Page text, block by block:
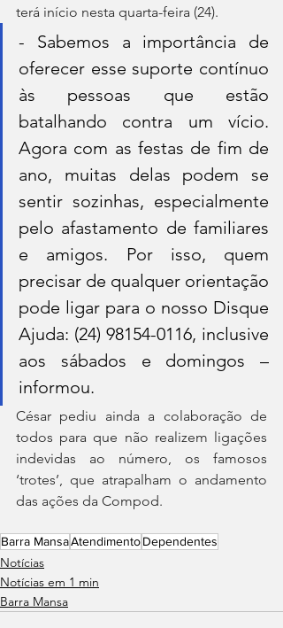
terá início nesta quarta-feira (24).
- Sabemos a importância de
oferecer esse suporte contínuo
às pessoas que estão
batalhando contra um vício.
Agora com as festas de fim de
ano, muitas delas podem se
sentir sozinhas, especialmente
pelo afastamento de familiares
e amigos. Por isso, quem
precisar de qualquer orientação
pode ligar para o nosso Disque
Ajuda: (24) 98154-0116, inclusive
aos sábados e domingos –
informou.
César pediu ainda a colaboração de
todos para que não realizem ligações
indevidas ao número, os famosos
‘trotes’, que atrapalham o andamento
das ações da Compod.
Barra MansaAtendimentoDependentes
Notícias
Notícias em 1 min
Barra Mansa